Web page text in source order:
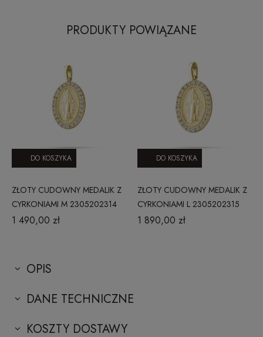
PRODUKTY POWIĄZANE
ZŁOTY CUDOWNY MEDALIK Z
CYRKONIAMI M 2305202314
1 490,00 zł
DO KOSZYKA
ZŁOTY CUDOWNY MEDALIK Z
CYRKONIAMI L 2305202315
1 890,00 zł
DO KOSZYKA
OPIS
DANE TECHNICZNE
KOSZTY DOSTAWY